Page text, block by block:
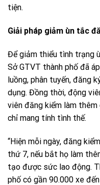
tiện.
Giải pháp giảm ùn tắc
Để giảm thiểu tình trạng
Sở GTVT thành phố đã
luồng, phân tuyến, đăng
dụng. Đồng thời, động
viên đăng kiểm làm thêm
chỉ mang tính tình thế.
“Hiện mỗi ngày, đăng
thứ 7, nếu bắt họ làm
tạo được sức lao động.
phố có gần 90.000 xe